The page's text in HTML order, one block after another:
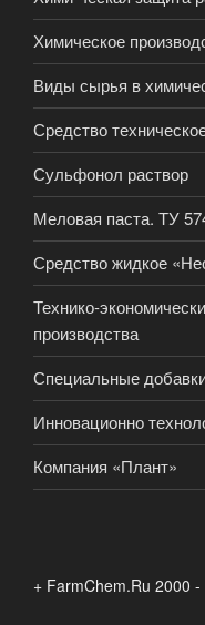
Химическое
Виды сырья в
Средство
Сульфонол раствор
Меловая паста. ТУ
Средство жидкое
Технико-
производства
Специальные
Инновационно
Компания «Плант»
+ FarmChem.Ru 2000 -